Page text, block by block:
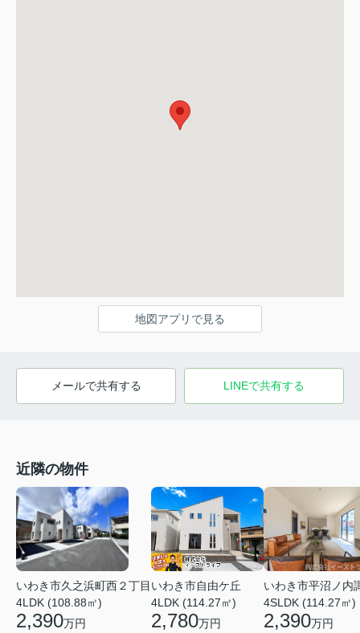
地図アプリで見る
メールで共有する LINEで共有する
近隣の物件
いわき市久之浜町西２丁目
4LDK (108.88㎡)
2,390万円
いわき市自由ケ丘
4LDK (114.27㎡)
2,780万円
いわき市平沼ノ内
4SLDK (114.27㎡)
2,390万円